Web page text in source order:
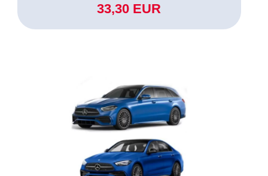
33,30 EUR